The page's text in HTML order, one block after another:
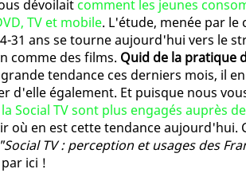
dévoilait comment les jeunes
TV et mobile. L'étude, menée par le
31 ans se tourne aujourd'hui vers le
comme des films. Quid de la pratique
tendance ces derniers mois, il
d'elle également. Et puisque nous
Social TV sont plus engagés auprès
en est cette tendance aujourd'hui.
"Social TV : perception et usages des
ici !